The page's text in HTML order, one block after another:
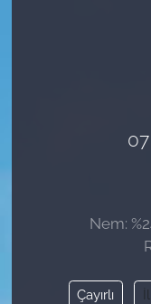
Nem:
Çayırlı